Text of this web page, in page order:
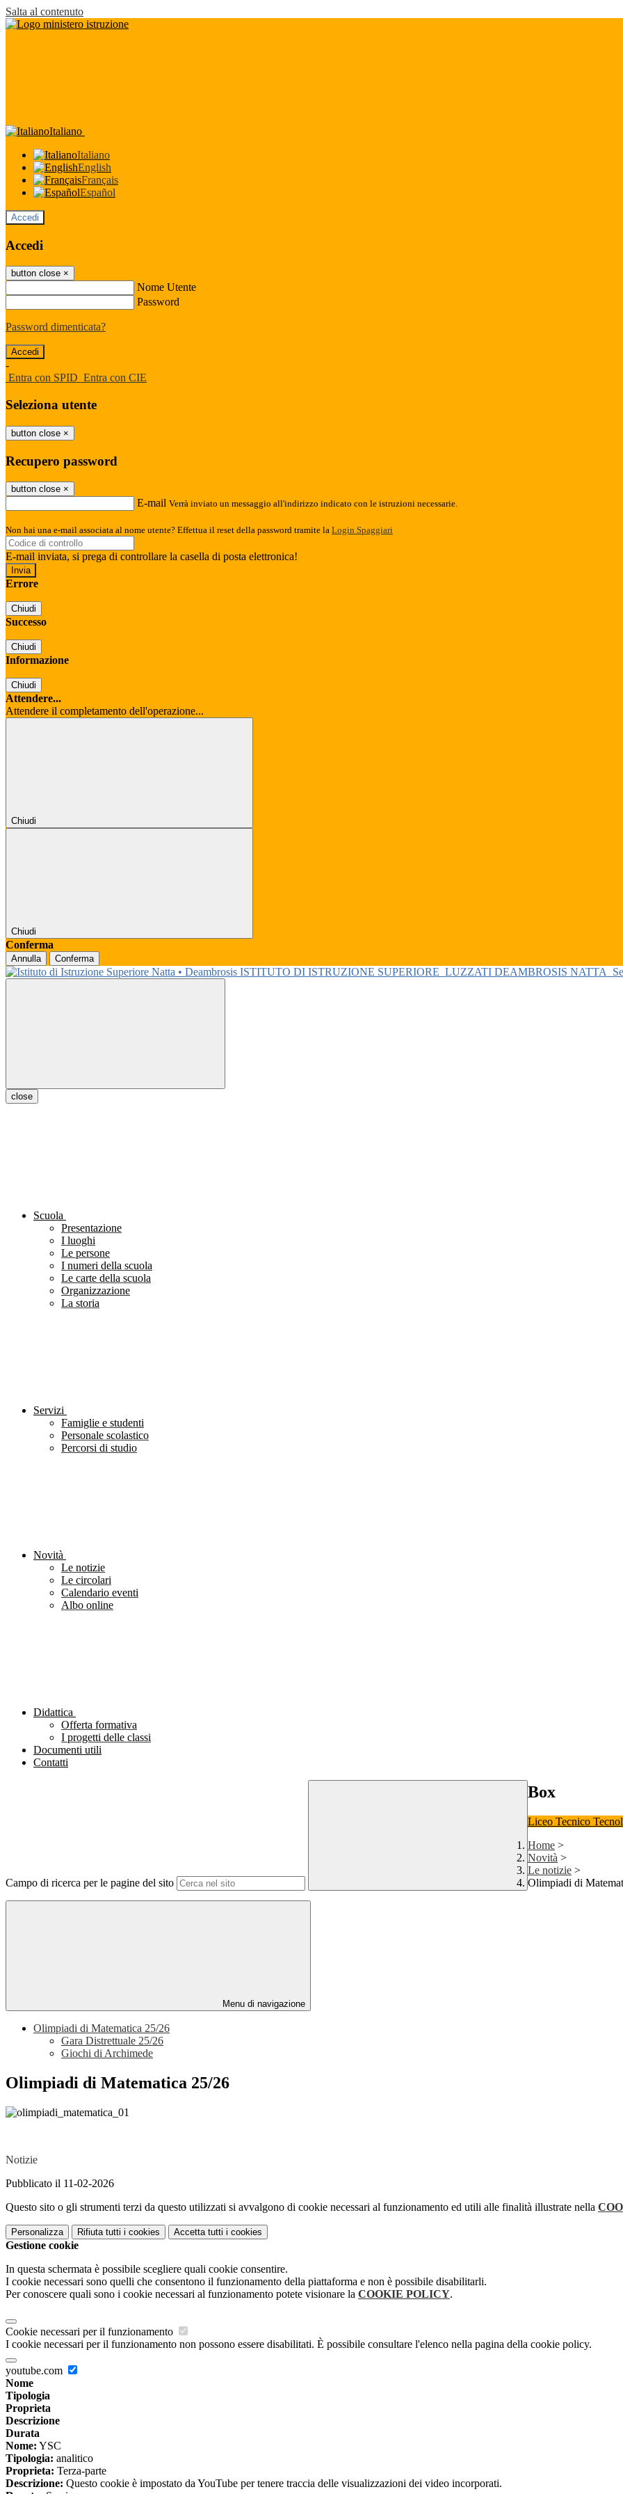
Salta al contenuto
Italiano
Italiano
English
Français
Español
Accedi
Accedi
button close ×
Nome Utente
Password
Password dimenticata?
-
Entra con SPID Entra con CIE
Seleziona utente
button close ×
Recupero password
button close ×
E-mail Verrà inviato un messaggio all'indirizzo indicato con le istruzioni necessarie.
Non hai una e-mail associata al nome utente? Effettua il reset della password tramite la Login Spaggiari
E-mail inviata, si prega di controllare la casella di posta elettronica!
Errore
Chiudi
Successo
Chiudi
Informazione
Chiudi
Attendere...
Attendere il completamento dell'operazione...
Chiudi
Chiudi
Conferma
Annulla Conferma
ISTITUTO DI ISTRUZIONE SUPERIORE LUZZATI DEAMBROSIS NATTA
close
Scuola
Presentazione
I luoghi
Le persone
I numeri della scuola
Le carte della scuola
Organizzazione
La storia
Servizi
Famiglie e studenti
Personale scolastico
Percorsi di studio
Novità
Le notizie
Le circolari
Calendario eventi
Albo online
Didattica
Offerta formativa
I progetti delle classi
Documenti utili
Contatti
Campo di ricerca per le pagine del sito
Box
Liceo Tecnico
Home >
Novità >
Le notizie >
Olimpiadi di
Menu di navigazione
Olimpiadi di Matematica 25/26
Gara Distrettuale 25/26
Giochi di Archimede
Olimpiadi di Matematica 25/26
Notizie
Pubblicato il 11-02-2026
Questo sito o gli strumenti terzi da questo utilizzati si avvalgono di cookie necessari al funzionamento ed utili alle finalità illustrate nella
Personalizza Rifiuta tutti i cookies Accetta tutti i cookies
Gestione cookie
In questa schermata è possibile scegliere quali cookie consentire.
I cookie necessari sono quelli che consentono il funzionamento della piattaforma e non è possibile disabilitarli.
Per conoscere quali sono i cookie necessari al funzionamento potete visionare la COOKIE POLICY.
Cookie necessari per il funzionamento
I cookie necessari per il funzionamento non possono essere disabilitati. È possibile consultare l'elenco nella pagina della cookie policy.
youtube.com
Nome
Tipologia
Proprieta
Descrizione
Durata
Nome: YSC
Tipologia: analitico
Proprieta: Terza-parte
Descrizione: Questo cookie è impostato da YouTube per tenere traccia delle visualizzazioni dei video incorporati.